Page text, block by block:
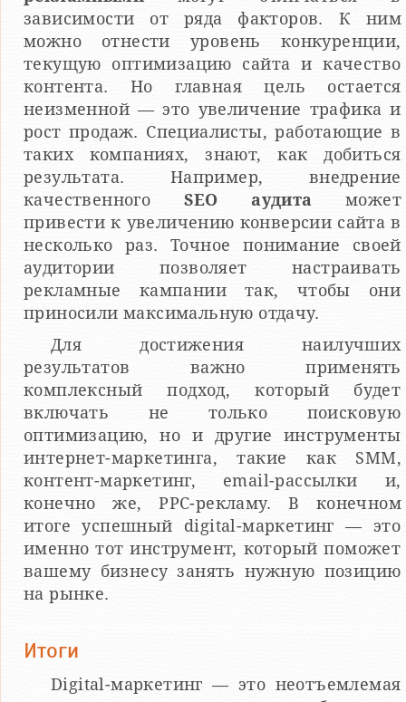
зависимости от ряда факторов. К ним
можно отнести уровень конкуренции,
текущую оптимизацию сайта и качество
контента. Но главная цель остается
неизменной — это увеличение трафика и
рост продаж. Специалисты, работающие в
таких компаниях, знают, как добиться
результата. Например, внедрение
качественного SEO аудита может
привести к увеличению конверсии сайта в
несколько раз. Точное понимание своей
аудитории позволяет настраивать
рекламные кампании так, чтобы они
приносили максимальную отдачу.
Для достижения наилучших
результатов важно применять
комплексный подход, который будет
включать не только поисковую
оптимизацию, но и другие инструменты
интернет-маркетинга, такие как SMM,
контент-маркетинг, email-рассылки и,
конечно же, PPC-рекламу. В конечном
итоге успешный digital-маркетинг — это
именно тот инструмент, который поможет
вашему бизнесу занять нужную позицию
на рынке.
Итоги
Digital-маркетинг — это неотъемлемая